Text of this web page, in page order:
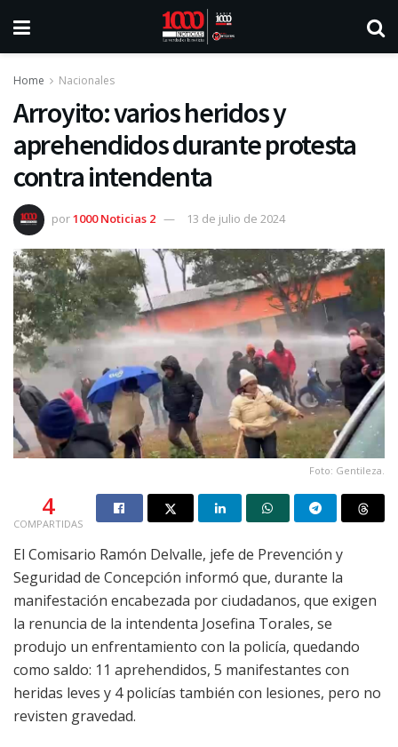
Home Nacionales
Arroyito: varios heridos y
aprehendidos durante protesta
contra intendenta
por1000 Noticias 2 13 de julio de 2024
Foto: Gentileza.
4
COMPARTIDAS
El Comisario Ramón Delvalle, jefe de Prevención y
Seguridad de Concepción informó que, durante la
manifestación encabezada por ciudadanos, que exigen
la renuncia de la intendenta Josefina Torales, se
produjo un enfrentamiento con la policía, quedando
como saldo: 11 aprehendidos, 5 manifestantes con
heridas leves y 4 policías también con lesiones, pero no
revisten gravedad.